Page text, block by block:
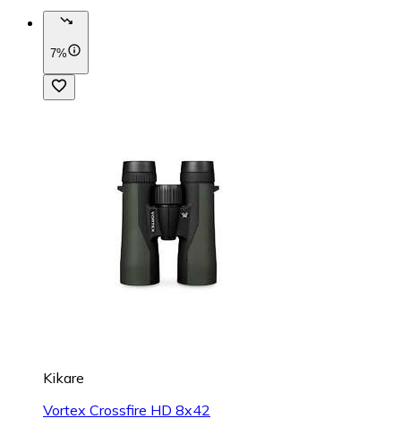
7%
Kikare
Vortex Crossfire HD 8x42